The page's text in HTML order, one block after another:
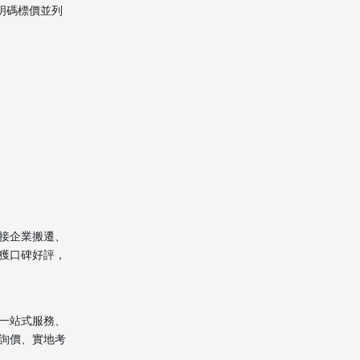
碼標價並列
企業搬遷、
口碑好評，
站式服務、
價、實地考